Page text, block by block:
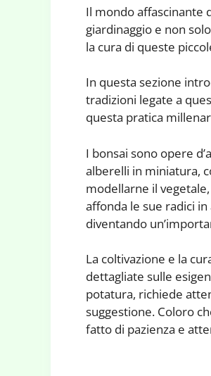
Il mondo affascinante
giardinaggio e non
la cura di queste
In questa sezione
tradizioni legate a
questa pratica
I bonsai sono opere
alberelli in miniatura,
modellarne il
affonda le sue radici
diventando
La coltivazione e la
dettagliate sulle
potatura, richiede
suggestione. Coloro
fatto di pazienza e